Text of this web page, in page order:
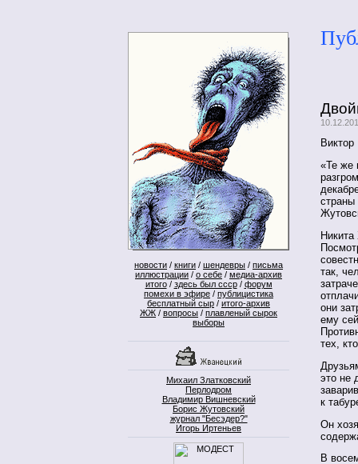
новости / книги / шендевры / письма
иллюстрации / о себе / медиа-архив
итого/ здесь был ссср/ форум
помехи в эфире / публицистика
бесплатный сыр / итого-архив
ЖЖ / вопросы / плавленый сырок
выборы
Михаил Златковский
Перлодром
Владимир Вишневский
Борис Жутовский
журнал "Бесэдер?"
Игорь Иртеньев
«Те же
страны
так,
они
ему
тех,
это не
к
Он
В